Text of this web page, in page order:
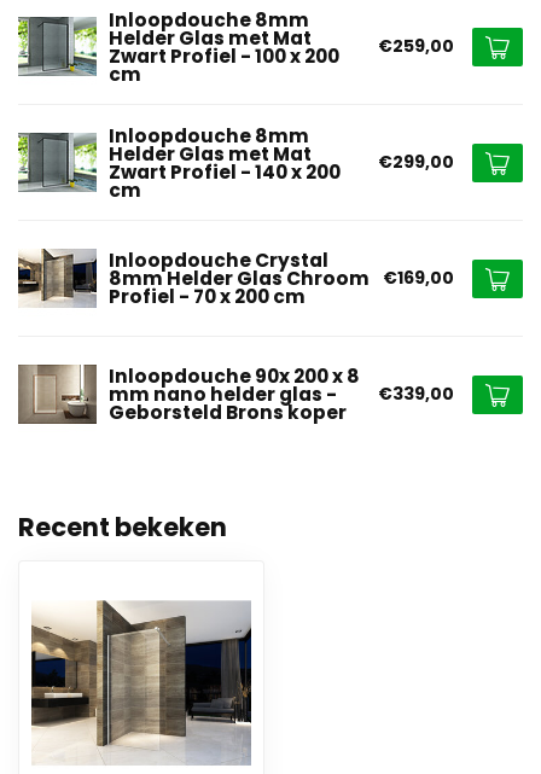
Inloopdouche 8mm
Helder Glas met Mat
Zwart Profiel - 100 x 200
cm
€259,00
Inloopdouche 8mm
Helder Glas met Mat
Zwart Profiel - 140 x 200
cm
€299,00
Inloopdouche Crystal
8mm Helder Glas Chroom
Profiel - 70 x 200 cm
€169,00
Inloopdouche 90x 200 x 8
mm nano helder glas -
Geborsteld Brons koper
€339,00
Recent bekeken